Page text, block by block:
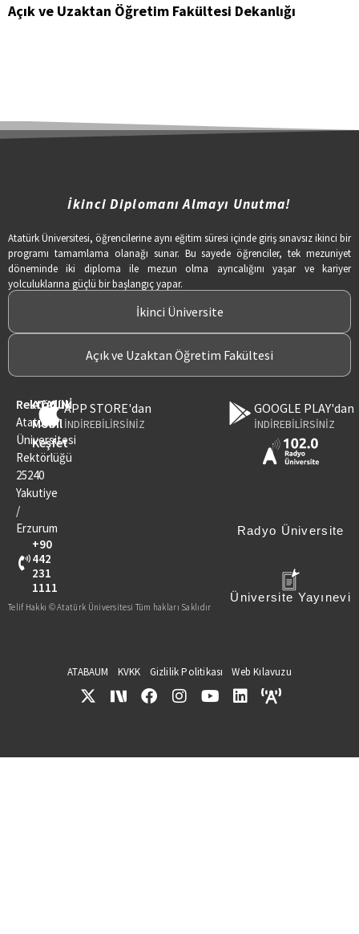
Açık ve Uzaktan Öğretim Fakültesi Dekanlığı
İkinci Diplomanı Almayı Unutma!
Atatürk Üniversitesi, öğrencilerine aynı eğitim süresi içinde giriş sınavsız ikinci bir
programı tamamlama olanağı sunar. Bu sayede öğrenciler, tek mezuniyet
döneminde iki diploma ile mezun olma ayrıcalığını yaşar ve kariyer
yolculuklarına güçlü bir başlangıç yapar.
İkinci Üniversite
Açık ve Uzaktan Öğretim Fakültesi
Rektörlük
Atatürk
Üniversitesi
Rektörlüğü
25240
Yakutiye
/
Erzurum
+90
442
231
1111
ATAUNİ
Mobil
Keşfet
APP STORE'dan
İNDİREBİLİRSİNİZ
GOOGLE PLAY'dan
İNDİREBİLİRSİNİZ
Radyo Üniversite
Üniversite Yayınevi
Telif Hakkı © Atatürk Üniversitesi Tüm hakları Saklıdır
ATABAUM KVKK Gizlilik Politikası Web Kılavuzu